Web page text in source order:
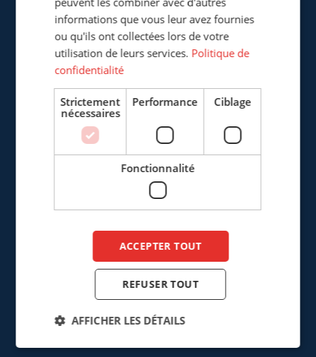
France
+33 (0)3 20 57 37 66
info@cepro.fr
VENTES
+33 (0)3 20 57 37 66
info@cepro.fr
FINANCE & ADMINISTRATION
+31 (0)161 22 35 11
informations que vous leur avez fournies
ou qu'ils ont collectées lors de votre
utilisation de leurs services. Politique de
confidentialité
Strictement
nécessaires
Performance Ciblage
Fonctionnalité
ACCEPTER TOUT
REFUSER TOUT
AFFICHER LES DÉTAILS